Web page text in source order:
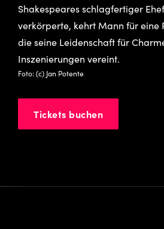
Shakespeares schlagfertiger
verkörperte, kehrt Mann für eine
die seine Leidenschaft für
Inszenierungen vereint.
Foto: (c) Jan Potente
Tickets buchen